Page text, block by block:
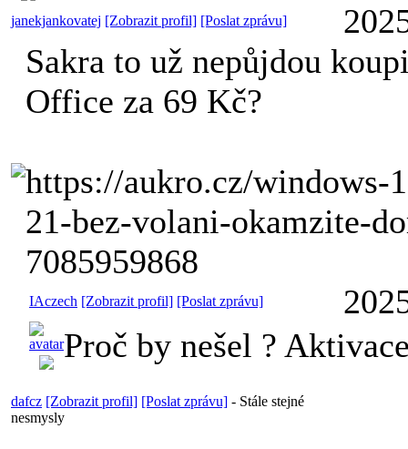
janekjankovatej [Zobrazit profil] [Poslat zprávu]
Sakra to už nepůjdou
Office za 69 Kč?
https://aukro.cz/windows-
21-bez-volani-okamzite-
7085959868
IAczech [Zobrazit profil] [Poslat zprávu]
Proč by nešel ?
dafcz [Zobrazit profil] [Poslat zprávu] - Stále stejné
nesmysly